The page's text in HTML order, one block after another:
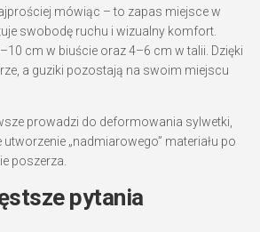
mówiąc – to zapas miejsce w
swobodę ruchu i wizualny komfort.
cm w biuście oraz 4–6 cm w talii. Dzięki
a guziki pozostają na swoim miejscu
prowadzi do deformowania sylwetki,
„nadmiarowego” materiału po
poszerza.
pytania